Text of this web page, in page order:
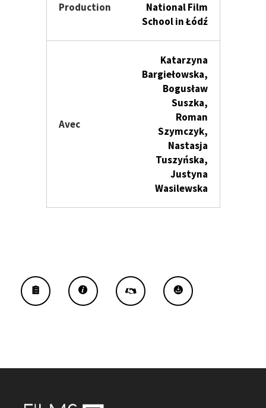
Production
National Film
School in Łódź
Avec
Katarzyna
Bargiełowska,
Bogusław
Suszka,
Roman
Szymczyk,
Nastasja
Tuszyńska,
Justyna
Wasilewska